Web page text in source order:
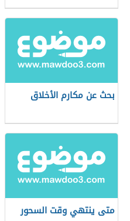
بحث عن مكارم الأخلاق
متى ينتهي وقت السحور